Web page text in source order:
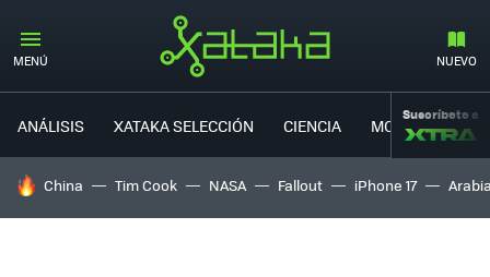
MENÚ NUEVO
ANÁLISIS XATAKA SELECCIÓN CIENCIA MOVILIDAD
Suscríbete a
HOY SE HABLA DE
China Tim Cook NASA Fallout iPhone 17